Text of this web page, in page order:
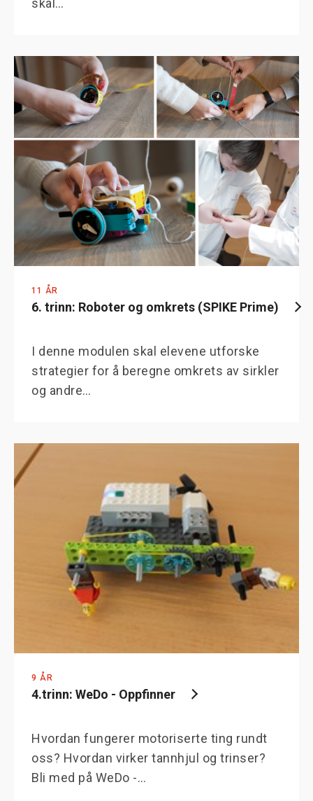
skal…
11 ÅR
6. trinn: Roboter og omkrets (SPIKE Prime)
I denne modulen skal elevene utforske
strategier for å beregne omkrets av sirkler
og andre…
9 ÅR
4.trinn: WeDo - Oppfinner
Hvordan fungerer motoriserte ting rundt
oss? Hvordan virker tannhjul og trinser?
Bli med på WeDo -…